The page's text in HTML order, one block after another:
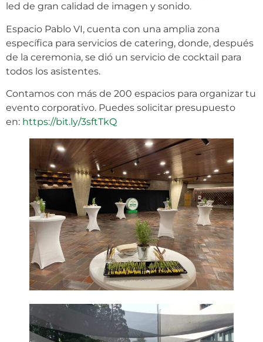
led de gran calidad de imagen y sonido.
Espacio Pablo VI, cuenta con una amplia zona
específica para servicios de catering, donde, después
de la ceremonia, se dió un servicio de cocktail para
todos los asistentes.
Contamos con más de 200 espacios para organizar tu
evento corporativo. Puedes solicitar presupuesto
en: https://bit.ly/3sftTkQ